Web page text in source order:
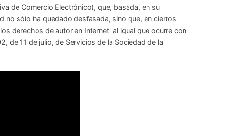
de Comercio Electrónico), que, basada, en su
no sólo ha quedado desfasada, sino que, en ciertos
derechos de autor en Internet, al igual que ocurre con
de 11 de julio, de Servicios de la Sociedad de la